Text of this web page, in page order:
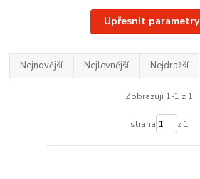
Upřesnit parametry
Nejnovější Nejlevnější Nejdražší
Zobrazuji 1-1 z 1
strana z 1